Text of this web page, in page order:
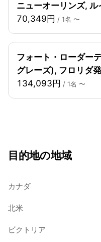
ニューオーリンズ,
70,349円 / 1名 〜
フォート・ローダー
グレーズ), フロリダ
134,093円 / 1名 〜
目的地の地域
カナダ
北米
ビクトリア